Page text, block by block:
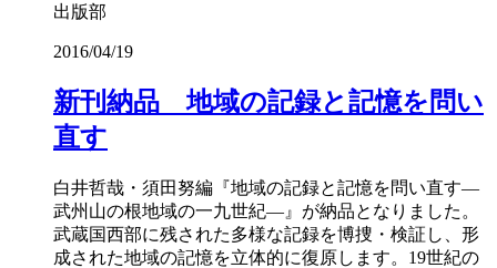
出版部
2016/04/19
新刊納品 地域の記録と記憶を問い
直す
白井哲哉・須田努編『地域の記録と記憶を問い直す―
武州山の根地域の一九世紀―』が納品となりました。
武蔵国西部に残された多様な記録を博捜・検証し、形
成された地域の記憶を立体的に復原します。19世紀の